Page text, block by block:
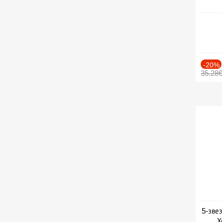
-20%
35.28€
5-